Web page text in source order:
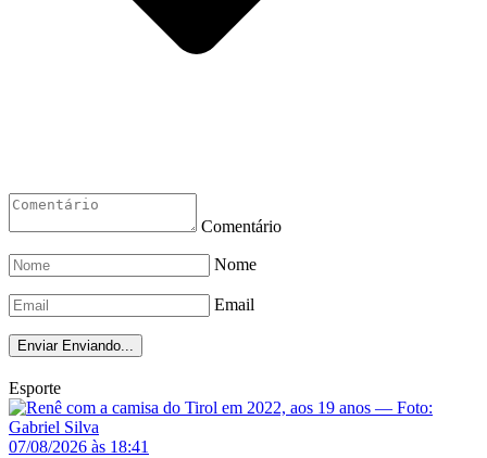
Comentário
Nome
Email
Enviar Enviando...
Esporte
07/08/2026 às 18:41